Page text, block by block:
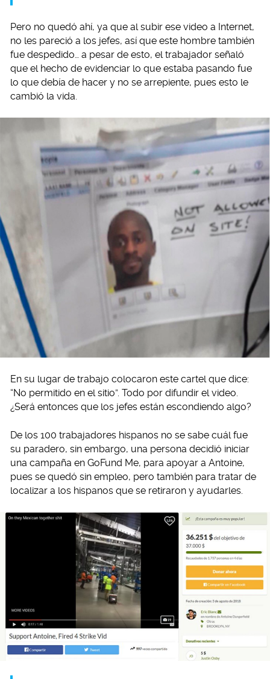
Pero no quedó ahí, ya que al subir ese video a Internet,
no les pareció a los jefes, así que este hombre también
fue despedido… a pesar de esto, el trabajador señaló
que el hecho de evidenciar lo que estaba pasando fue
lo que debía de hacer y no se arrepiente, pues esto le
cambió la vida.
En su lugar de trabajo colocaron este cartel que dice:
“No permitido en el sitio”. Todo por difundir el video.
¿Será entonces que los jefes están escondiendo algo?
De los 100 trabajadores hispanos no se sabe cuál fue
su paradero, sin embargo, una persona decidió iniciar
una campaña en GoFund Me, para apoyar a Antoine,
pues se quedó sin empleo, pero también para tratar de
localizar a los hispanos que se retiraron y ayudarles.